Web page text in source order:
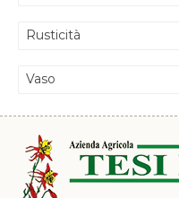
Rusticità
Vaso